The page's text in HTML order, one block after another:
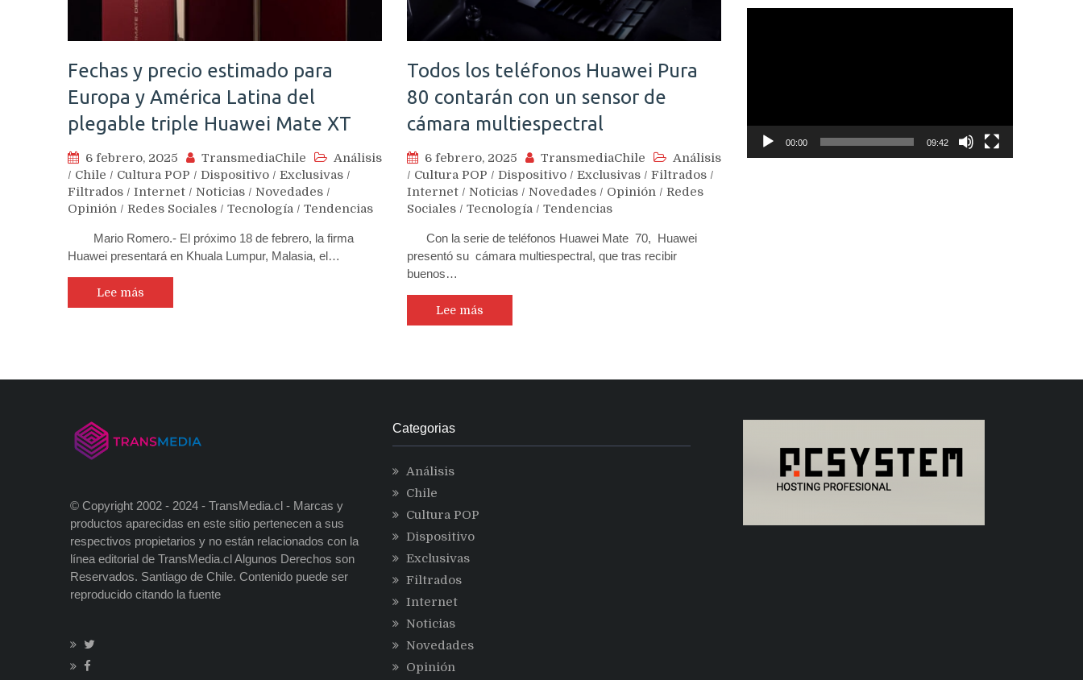
Fechas y precio estimado para
Europa y América Latina del
plegable triple Huawei Mate XT
6 febrero, 2025 TransmediaChile
Análisis
/ Chile / Cultura POP / Dispositivo / Exclusivas /
Filtrados / Internet / Noticias / Novedades /
Opinión / Redes Sociales / Tecnología / Tendencias
Mario Romero.- El próximo 18 de febrero, la firma
Huawei presentará en Khuala Lumpur, Malasia, el…
Lee más
Todos los teléfonos Huawei Pura
80 contarán con un sensor de
cámara multiespectral
6 febrero, 2025 TransmediaChile
Análisis
/ Cultura POP / Dispositivo / Exclusivas / Filtrados /
Internet / Noticias / Novedades / Opinión / Redes
Sociales / Tecnología / Tendencias
Con la serie de teléfonos Huawei Mate 70, Huawei
presentó su cámara multiespectral, que tras recibir
buenos…
Lee más
00:00 09:42
© Copyright 2002 - 2024 - TransMedia.cl - Marcas y
productos aparecidas en este sitio pertenecen a sus
respectivos propietarios y no están relacionados con la
línea editorial de TransMedia.cl Algunos Derechos son
Reservados. Santiago de Chile. Contenido puede ser
reproducido citando la fuente
Categorias
Análisis
Chile
Cultura POP
Dispositivo
Exclusivas
Filtrados
Internet
Noticias
Novedades
Opinión